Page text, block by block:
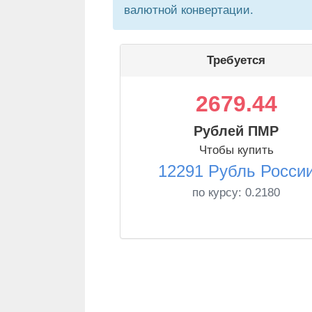
валютной конвертации.
Требуется
2679.44
Рублей ПМР
Чтобы купить
12291 Рубль
по курсу: 0.2180